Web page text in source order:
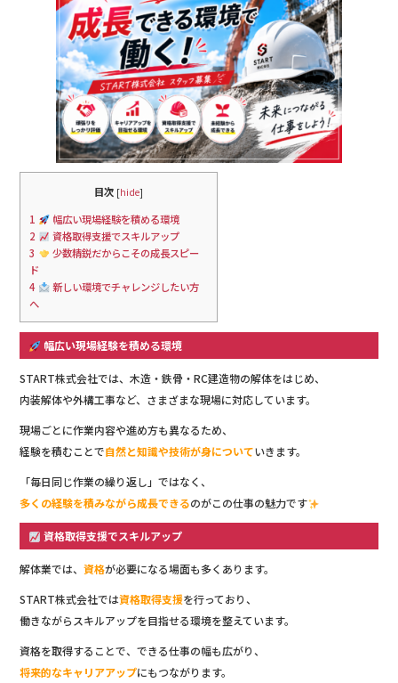
目次 [hide]
1
幅広い現場経験を積める環境
2
資格取得支援でスキルアップ
3
少数精鋭だからこその成長スピー
ド
4
新しい環境でチャレンジしたい方
へ
幅広い現場経験を積める環境
START株式会社では、木造・鉄骨・RC建造物の解体をはじめ、
内装解体や外構工事など、さまざまな現場に対応しています。
現場ごとに作業内容や進め方も異なるため、
経験を積むことで自然と知識や技術が身についていきます。
「毎日同じ作業の繰り返し」ではなく、
多くの経験を積みながら成長できるのがこの仕事の魅力です
資格取得支援でスキルアップ
解体業では、資格が必要になる場面も多くあります。
START株式会社では資格取得支援を行っており、
働きながらスキルアップを目指せる環境を整えています。
資格を取得することで、できる仕事の幅も広がり、
将来的なキャリアアップにもつながります。